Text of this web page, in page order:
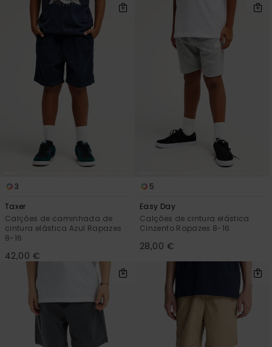
mais
frequentes e o
3
Taxer
Calções de caminhada de
cintura elástica Azul Rapazes
8-16
42,00 €
5
Easy Day
Calções de cintura elástica
Cinzento Rapazes 8-16
28,00 €